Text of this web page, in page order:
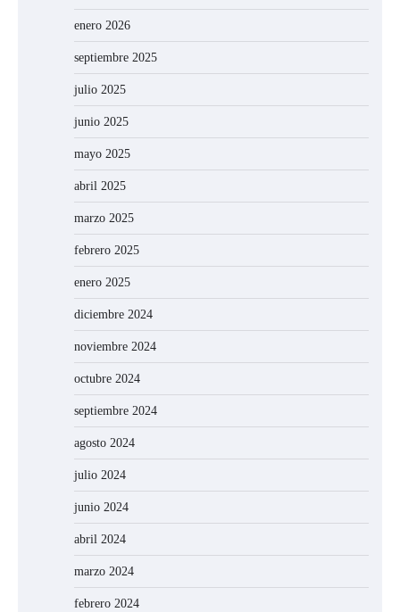
enero 2026
septiembre 2025
julio 2025
junio 2025
mayo 2025
abril 2025
marzo 2025
febrero 2025
enero 2025
diciembre 2024
noviembre 2024
octubre 2024
septiembre 2024
agosto 2024
julio 2024
junio 2024
abril 2024
marzo 2024
febrero 2024